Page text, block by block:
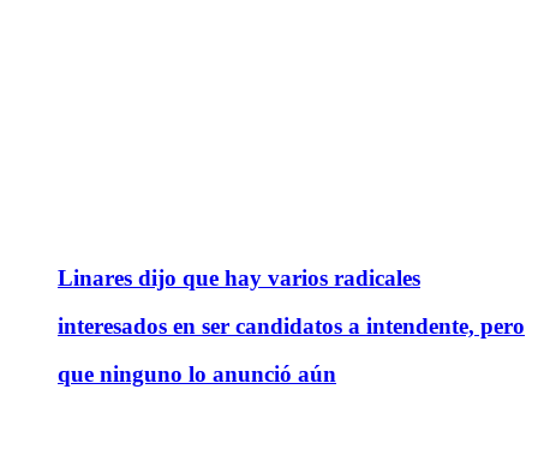
Linares dijo que hay varios radicales
interesados en ser candidatos a intendente, pero
que ninguno lo anunció aún